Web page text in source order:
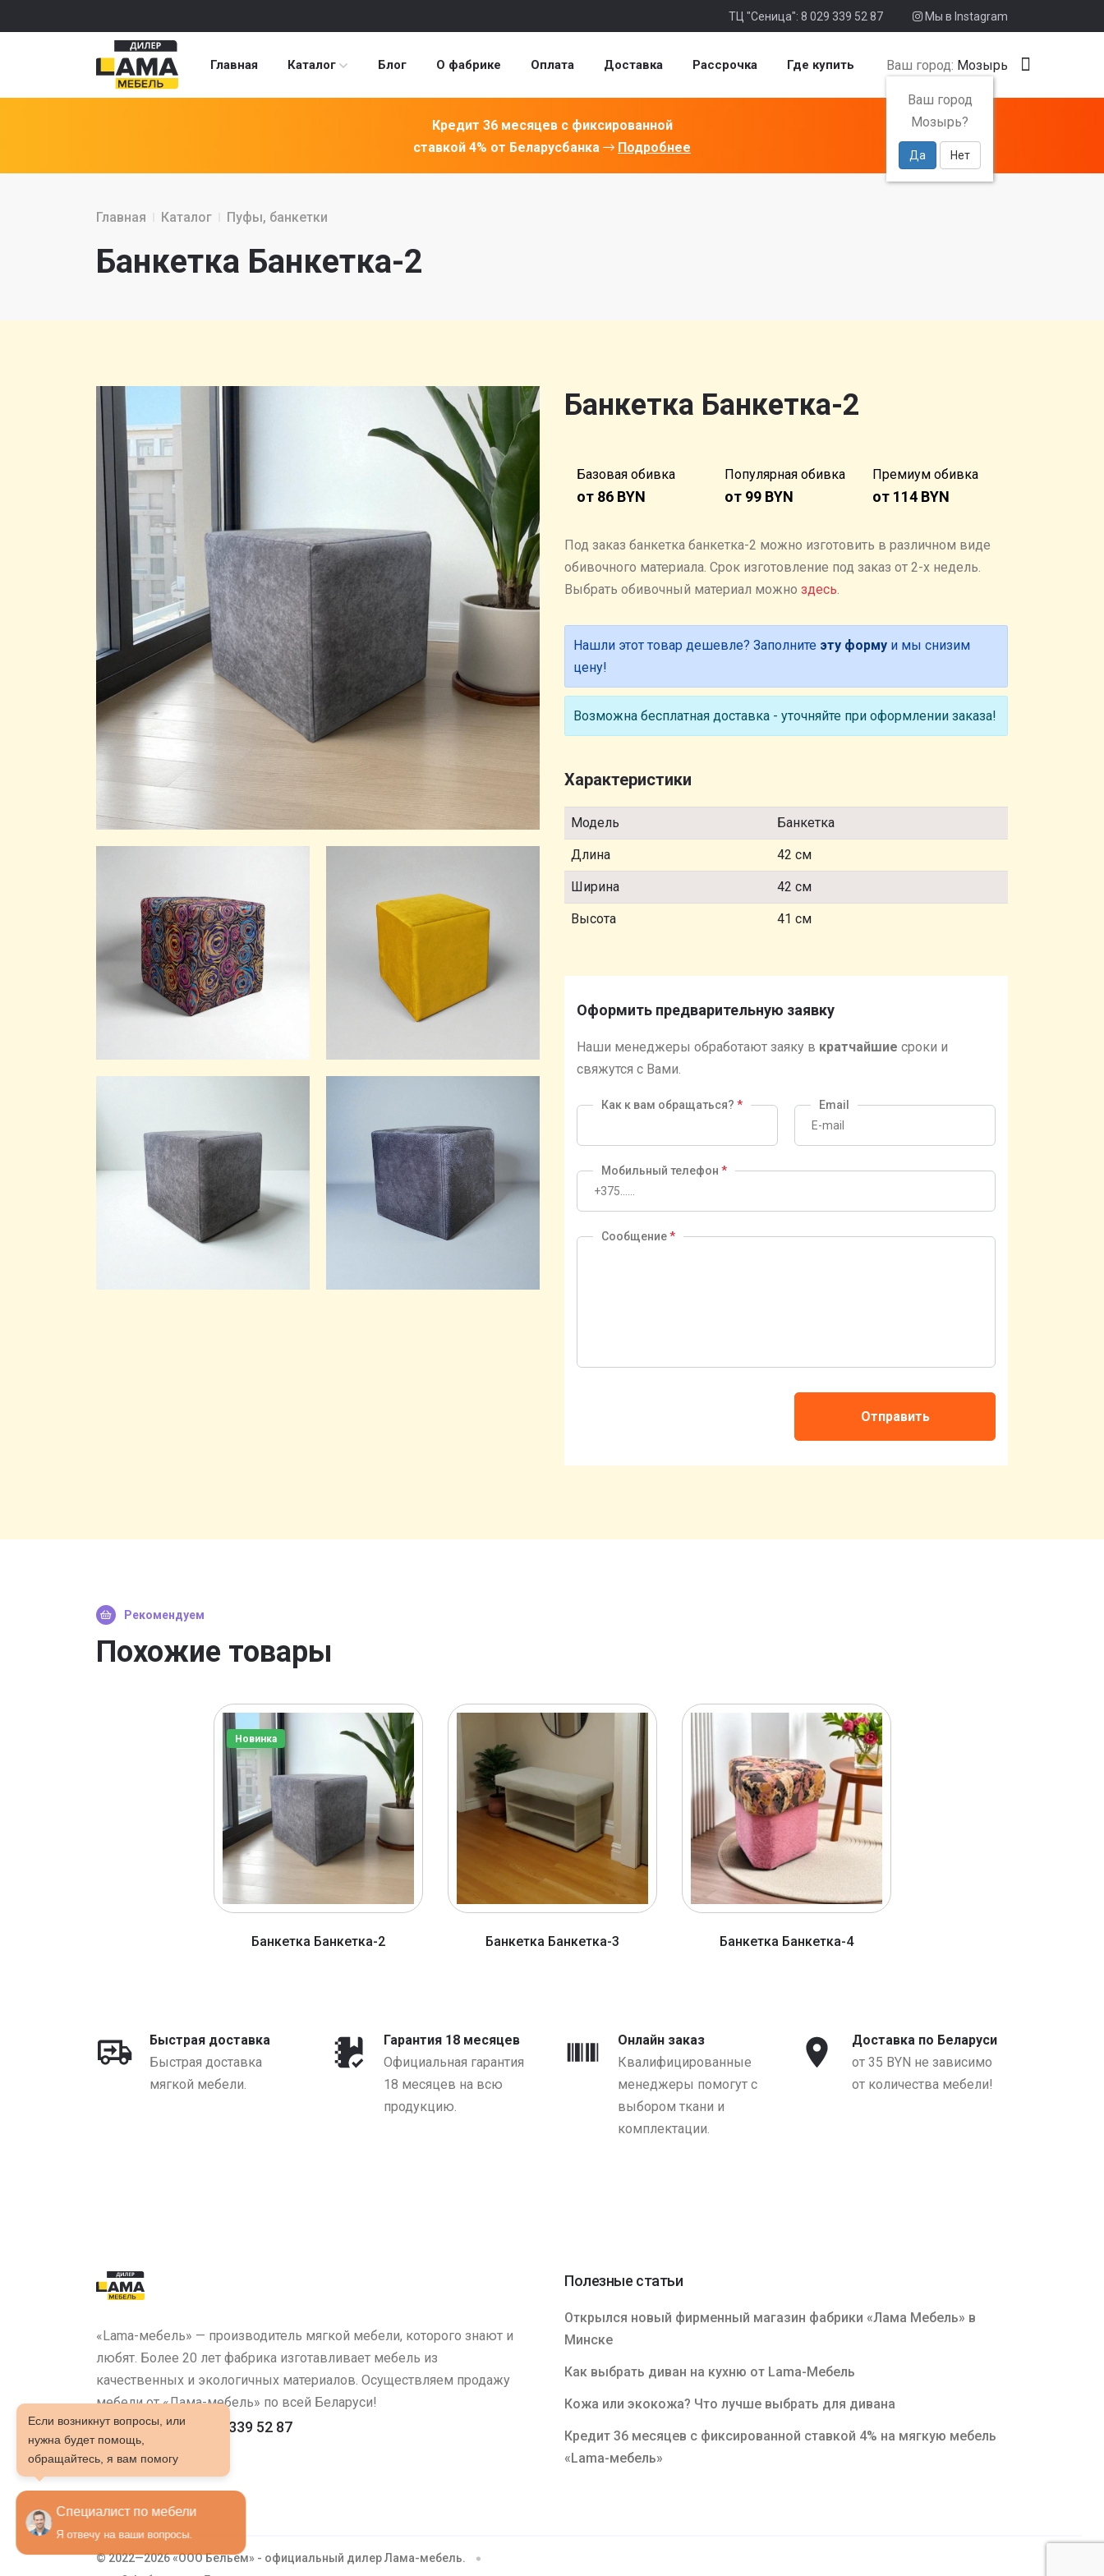
Если возникнут вопросы, или
нужна будет помощь,
обращайтесь, я вам помогу
Специалист по мебели
Я отвечу на ваши вопросы.
ТЦ "Сеница": 8 029 339 52 87 Мы в Instagram
Главная Каталог Блог О фабрике Оплата Доставка Рассрочка Где купить Ваш город: Мозырь
Ваш город
Мозырь?
Да Нет
Кредит 36 месяцев с фиксированной
ставкой 4% от Беларусбанка
Подробнее
Главная Каталог Пуфы, банкетки
Банкетка Банкетка-2
Банкетка Банкетка-2
Базовая обивка
от 86 BYN
Популярная обивка
от 99 BYN
Премиум обивка
от 114 BYN
Под заказ банкетка банкетка-2 можно изготовить в различном виде
обивочного материала. Cрок изготовление под заказ от 2-х недель.
Выбрать обивочный материал можно здесь.
Нашли этот товар дешевле? Заполните эту форму и мы снизим
цену!
Возможна бесплатная доставка - уточняйте при оформлении заказа!
Характеристики
Модель Банкетка
Длина 42 см
Ширина 42 см
Высота 41 см
Оформить предварительную заявку
Наши менеджеры обработают заяку в кратчайшие сроки и
свяжутся с Вами.
Как к вам обращаться? * Email
Мобильный телефон *
Сообщение*
Отправить
Рекомендуем
Похожие товары
Новинка
Банкетка Банкетка-2 Банкетка Банкетка-3 Банкетка Банкетка-4
Быстрая доставка
Быстрая доставка
мягкой мебели.
Гарантия 18 месяцев
Официальная гарантия
18 месяцев на всю
продукцию.
Онлайн заказ
Квалифицированные
менеджеры помогут с
выбором ткани и
комплектации.
Доставка по Беларуси
от 35 BYN не зависимо
от количества мебели!
«Lama-мебель» — производитель мягкой мебели, которого знают и
любят. Более 20 лет фабрика изготавливает мебель из
качественных и экологичных материалов. Осуществляем продажу
мебели от «Лама-мебель» по всей Беларуси!
ТЦ "Сеница": 8 029 339 52 87
Полезные статьи
Открылся новый фирменный магазин фабрики «Лама Мебель» в
Минске
Как выбрать диван на кухню от Lama-Мебель
Кожа или экокожа? Что лучше выбрать для дивана
Кредит 36 месяцев с фиксированной ставкой 4% на мягкую мебель
«Lama-мебель»
© 2022—2026 «ООО Бельем» - официальный дилер Лама-мебель.